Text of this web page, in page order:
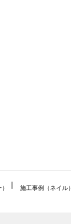
施工事例（ネイル）